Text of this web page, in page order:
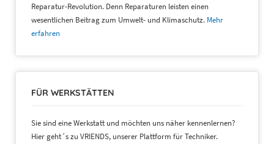
Reparatur-Revolution. Denn Reparaturen leisten einen
wesentlichen Beitrag zum Umwelt- und Klimaschutz. Mehr
erfahren
FÜR WERKSTÄTTEN
Sie sind eine Werkstatt und möchten uns näher kennenlernen?
Hier geht´s zu VRIENDS, unserer Plattform für Techniker.